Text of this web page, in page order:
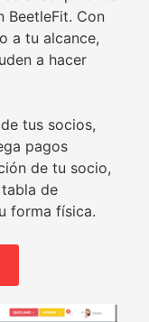
BeetleFit. Con
a tu alcance,
a hacer
tus socios,
pagos
de tu socio,
de
forma física.